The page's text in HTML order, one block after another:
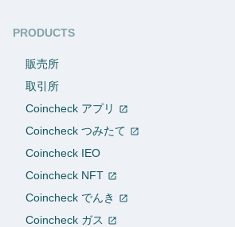
PRODUCTS
販売所
取引所
Coincheck アプリ
Coincheck つみたて
Coincheck IEO
Coincheck NFT
Coincheck でんき
Coincheck ガス